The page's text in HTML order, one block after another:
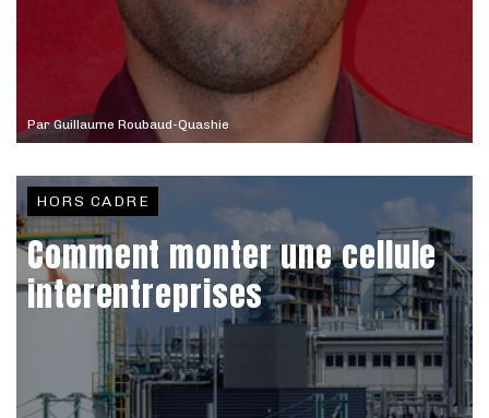
ParGuillaume Roubaud-Quashie
HORS CADRE
Comment monter une cellule
interentreprises